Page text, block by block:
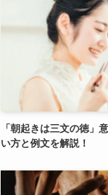
「朝起きは三文の徳」
い方と例文を解説！